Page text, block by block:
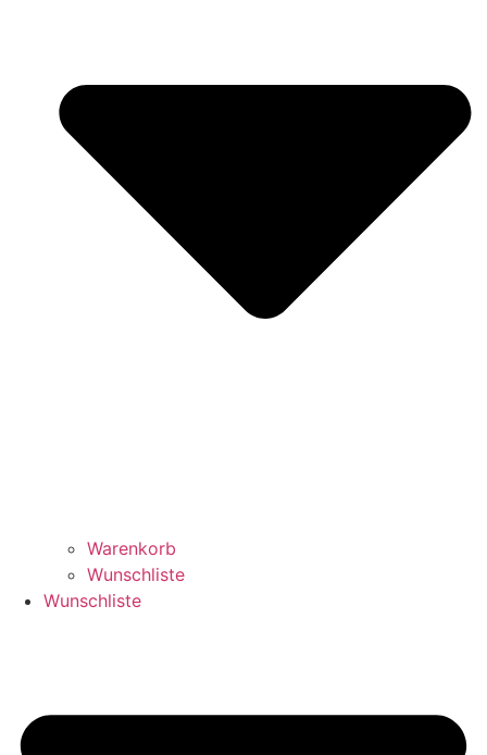
Warenkorb
Wunschliste
Wunschliste